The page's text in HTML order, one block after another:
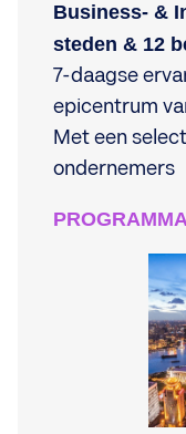
Business- &
steden & 12
7-daagse
epicentrum
Met een
ondernemers